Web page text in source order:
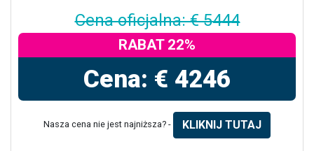
Cena oficjalna: € 5444
RABAT 22%
Cena: € 4246
Nasza cena nie jest najniższa? - KLIKNIJ TUTAJ